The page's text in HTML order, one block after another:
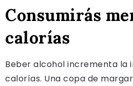
Consumirás
calorías
Beber alcohol incrementa la
calorías. Una copa de